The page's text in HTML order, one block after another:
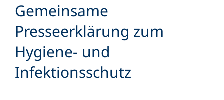
Gemeinsame
Presseerklärung zum
Hygiene- und
Infektionsschutz